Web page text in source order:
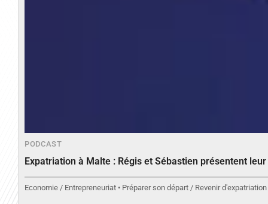
PODCAST
Expatriation à Malte : Régis et Sébastien présentent
Economie / Entrepreneuriat • Préparer son départ / Revenir d'expatriation